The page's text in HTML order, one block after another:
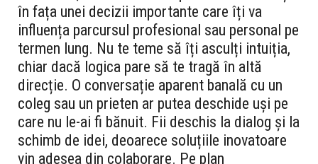
în fața unei decizii importante care îți va
influența parcursul profesional sau personal pe
termen lung. Nu te teme să îți asculți intuiția,
chiar dacă logica pare să te tragă în altă
direcție. O conversație aparent banală cu un
coleg sau un prieten ar putea deschide uși pe
care nu le-ai fi bănuit. Fii deschis la dialog și la
schimb de idei, deoarece soluțiile inovatoare
vin adesea din colaborare. Pe plan